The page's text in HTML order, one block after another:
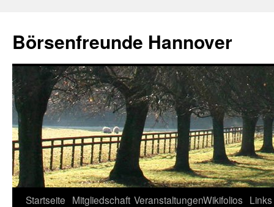
springen
Börsenfreunde Hannover
Startseite Mitgliedschaft VeranstaltungenWikifolios Links